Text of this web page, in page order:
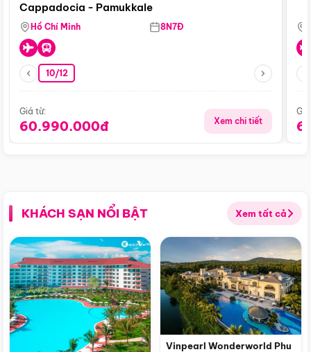
Cappadocia - Pamukkale
Hồ Chí Minh 8N7Đ
10/12
Giá từ:
60.990.000đ Xem chi tiết
KHÁCH SẠN NỔI BẬT Xem tất cả
Vinpearl Wonderworld Phu